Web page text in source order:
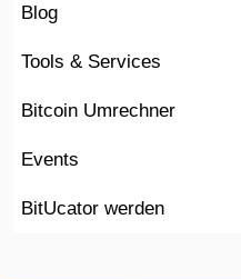
Blog
Tools & Services
Bitcoin Umrechner
Events
BitUcator werden